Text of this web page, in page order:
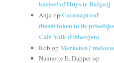
kasteel of Huys te Balgoij
Anjaop Coronaproof
theedrinken in de
Café Valk (Ubbergen)
Rob op Merketon /
Nannette E. Dapperop